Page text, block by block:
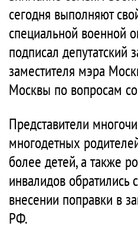
сегодня выполняют
специальной военной
подписал депутатский
заместителя мэра
Москвы по вопросам
Представители
многодетных
более детей, а также
инвалидов
внесении поправки в
РФ.